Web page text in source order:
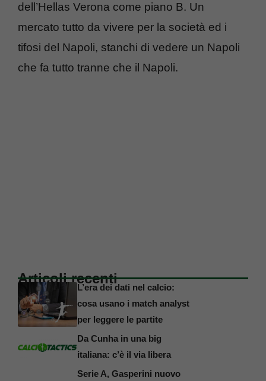
dell’Hellas Verona come piano B. Un
mercato tutto da vivere per la società ed i
tifosi del Napoli, stanchi di vedere un Napoli
che fa tutto tranne che il Napoli.
Articoli recenti
L’era dei dati nel calcio:
cosa usano i match analyst
per leggere le partite
Da Cunha in una big
italiana: c’è il via libera
Serie A, Gasperini nuovo